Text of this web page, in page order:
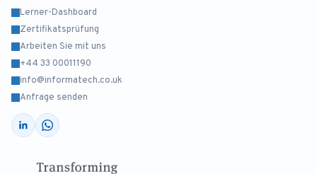
Lerner-Dashboard
Zertifikatsprüfung
Arbeiten Sie mit uns
+44 33 00011190
info@informatech.co.uk
Anfrage senden